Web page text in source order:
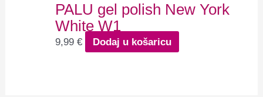
PALU gel polish New York
White W1
9,99€ Dodaj u košaricu